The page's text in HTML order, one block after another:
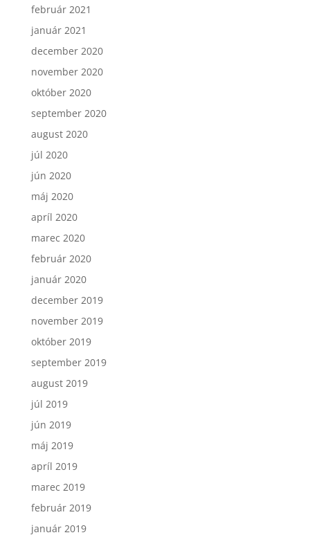
február 2021
január 2021
december 2020
november 2020
október 2020
september 2020
august 2020
júl 2020
jún 2020
máj 2020
apríl 2020
marec 2020
február 2020
január 2020
december 2019
november 2019
október 2019
september 2019
august 2019
júl 2019
jún 2019
máj 2019
apríl 2019
marec 2019
február 2019
január 2019